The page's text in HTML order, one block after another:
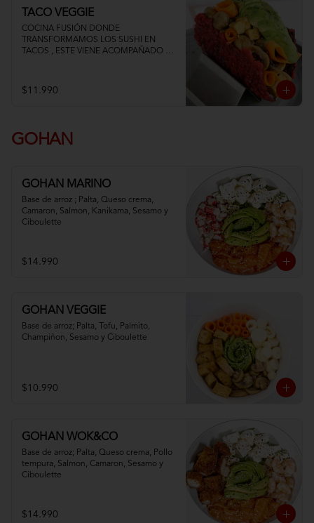
TACO VEGGIE
COCINA FUSIÓN DONDE
TRANSFORMAMOS LOS SUSHI EN
TACOS , ESTE VIENE ACOMPAÑADO DE
$11.990
GOHAN
GOHAN MARINO
Base de arroz ; Palta, Queso crema,
Camaron, Salmon, Kanikama, Sesamo y
Ciboulette
$14.990
GOHAN VEGGIE
Base de arroz; Palta, Tofu, Palmito,
Champiñon, Sesamo y Ciboulette
$10.990
GOHAN WOK&CO
Base de arroz; Palta, Queso crema, Pollo
tempura, Salmon, Camaron, Sesamo y
Ciboulette
$14.990